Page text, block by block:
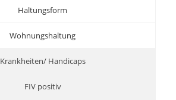
Haltungsform
Wohnungshaltung
Krankheiten/ Handicaps
FIV positiv